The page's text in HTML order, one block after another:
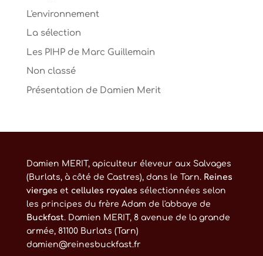
L'environnement
La sélection
Les PIHP de Marc Guillemain
Non classé
Présentation de Damien Merit
Damien MERIT, apiculteur éleveur aux Salvages
(Burlats, à côté de Castres), dans le Tarn. Reines
vierges et cellules royales sélectionnées selon
les principes du frère Adam de l'abbaye de
Buckfast. Damien MERIT, 8 avenue de la grande
armée, 81100 Burlats (Tarn)
damien@reinesbuckfast.fr